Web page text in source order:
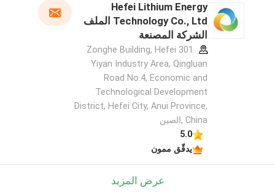
Hefei Lithium Energy
Technology Co., Ltd الملف
الشركة المصنعة
301 Zonghe Building, Hefei
Yiyan Industry Area, Qingluan
Road No.4, Economic and
Technological Development
District, Hefei City, Anui Province,
China ,الصين
5.0
يدقّق ممون
عرض المزيد